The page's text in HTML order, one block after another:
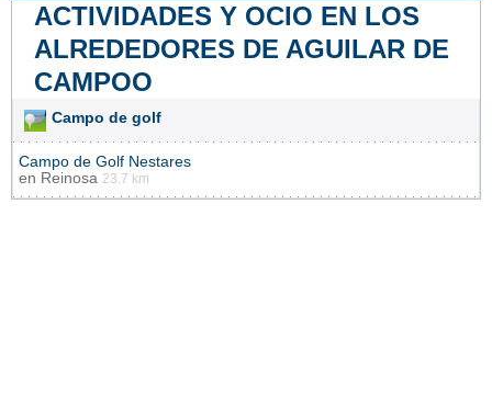
ACTIVIDADES Y OCIO EN LOS
ALREDEDORES DE AGUILAR DE
CAMPOO
Campo de golf
Campo de Golf Nestares
en Reinosa 23.7 km